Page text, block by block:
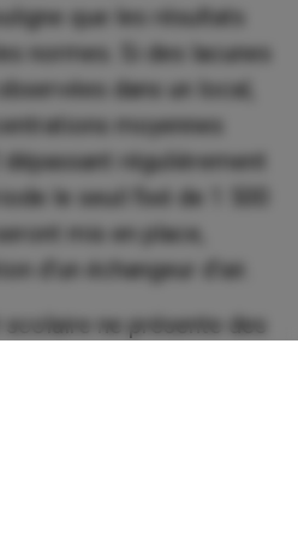
que les résultats
normes. Si des lacunes
dans un local,
moyennes
régulièrement
le seuil fixé de 1 500
mis en place,
d’un échangeur d’air.
ne présente des